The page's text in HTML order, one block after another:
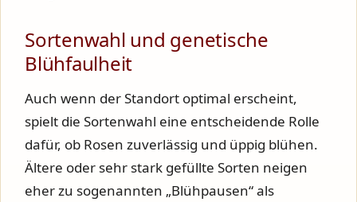
Sortenwahl und genetische
Blühfaulheit
Auch wenn der Standort optimal erscheint,
spielt die Sortenwahl eine entscheidende Rolle
dafür, ob Rosen zuverlässig und üppig blühen.
Ältere oder sehr stark gefüllte Sorten neigen
eher zu sogenannten „Blühpausen“ als